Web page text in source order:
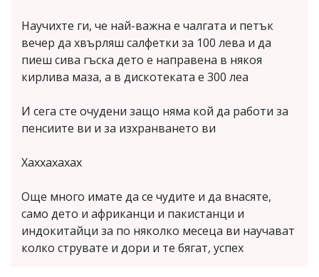
Научихте ги, че най-важна е чалгата и петък
вечер да хвърляш салфетки за 100 лева и да
пиеш сива гъска дето е направена в някоя
кирлива маза, а в дискотеката е 300 леа
И сега сте очудени защо няма кой да работи за
пенсиите ви и за изхранването ви
Хаххахахах
Още много имате да се чудите и да внасяте,
само дето и африканци и пакистанци и
индокитайци за по няколко месеца ви научават
колко струвате и дори и те бягат, успех